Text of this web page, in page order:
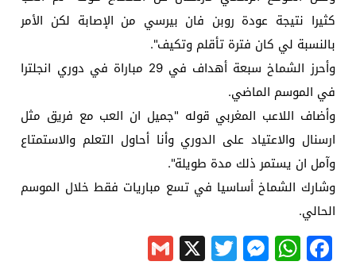
كثيرا نتيجة عودة روبن فان بيرسي من الإصابة لكن الأمر
بالنسبة لي كان فترة تأقلم وتكيف".
وأحرز الشماخ سبعة أهداف في 29 مباراة في دوري انجلترا
في الموسم الماضي.
وأضاف اللاعب المغربي قوله "جميل ان العب مع فريق مثل
ارسنال والاعتياد على الدوري وأنا أحاول التعلم والاستمتاع
وآمل ان يستمر ذلك مدة طويلة".
وشارك الشماخ أساسيا في تسع مباريات فقط خلال الموسم
الحالي.
Facebook
WhatsApp
Messenger
Twitter
X